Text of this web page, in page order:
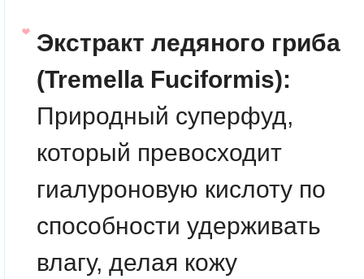
Экстракт ледяного гриба
(Tremella Fuciformis):
Природный суперфуд,
который превосходит
гиалуроновую кислоту по
способности удерживать
влагу, делая кожу